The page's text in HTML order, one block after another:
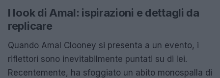
I look di Amal: ispirazioni e dettagli da
replicare
Quando Amal Clooney si presenta a un evento, i
riflettori sono inevitabilmente puntati su di lei.
Recentemente, ha sfoggiato un abito monospalla di